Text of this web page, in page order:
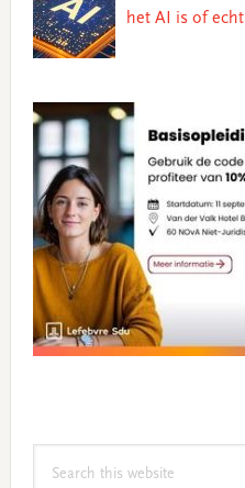
het AI is of echt